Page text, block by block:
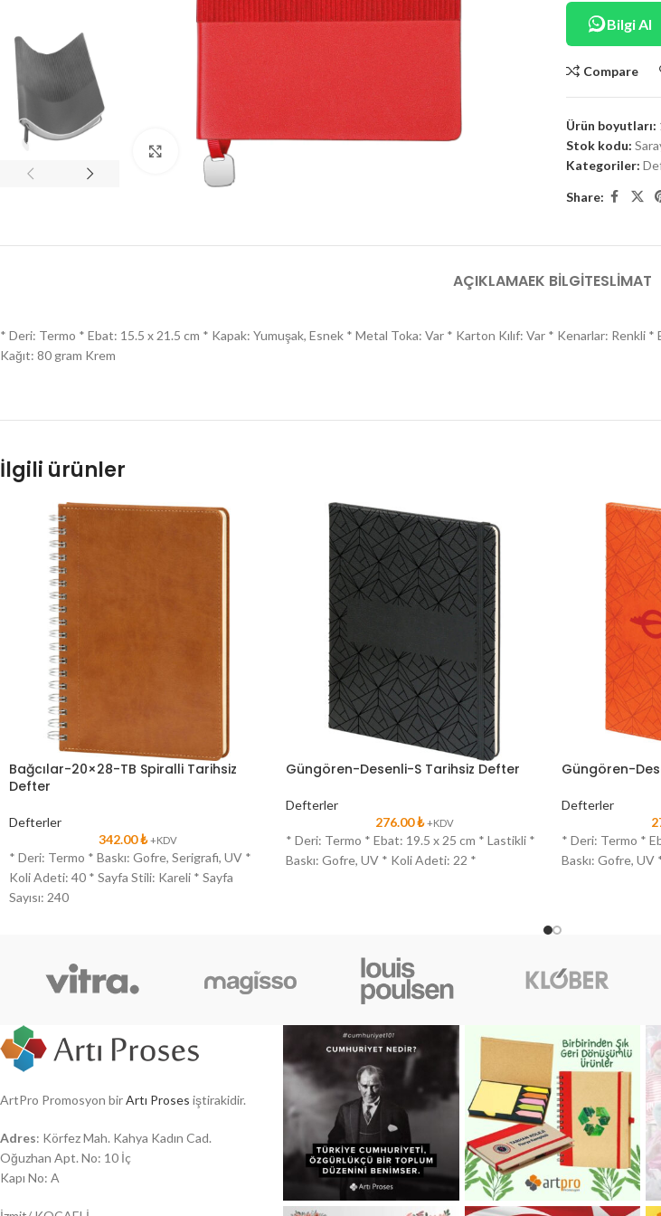
Click to enlarge
Bilgi Al
Compare
Ürün boyutları:
Stok kodu:
Kategoriler:
Share:
AÇIKLAMAEK BILGITESLIMAT
* Deri: Termo * Ebat: 15.5 x 21.5 cm * Kapak: Yumuşak, Esnek * Metal Toka: Var * Karton Kılıf: Var * Kenarlar: Renkli *
Kağıt: 80 gram Krem
İlgili ürünler
Bağcılar-20×28-TB Spiralli Tarihsiz
Defter
Defterler
342.00₺ +KDV
* Deri: Termo * Baskı: Gofre, Serigrafi, UV *
Koli Adeti: 40 * Sayfa Stili: Kareli * Sayfa
Sayısı: 240
Güngören-Desenli-S Tarihsiz Defter
Defterler
276.00₺ +KDV
* Deri: Termo * Ebat: 19.5 x 25 cm * Lastikli *
Baskı: Gofre, UV * Koli Adeti: 22 *
Güngören-
Defterler
* Deri: Termo *
Baskı: Gofre,
ArtPro Promosyon birArtı Proses iştirakidir.
Adres: Körfez Mah. Kahya Kadın Cad.
Oğuzhan Apt. No: 10 İç
Kapı No: A